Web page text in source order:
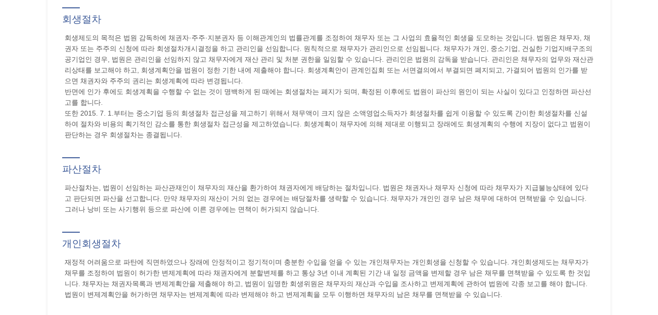
회생절차
회생제도의 목적은 법원 감독하에 채권자·주주·지분권자 등 이해관계인의 법률관계를 조정하여 채무자 또는 그 사업의 효율적인 회생을 도모하는 것입니다. 법원은 채무자, 채
권자 또는 주주의 신청에 따라 회생절차개시결정을 하고 관리인을 선임합니다. 원칙적으로 채무자가 관리인으로 선임됩니다. 채무자가 개인, 중소기업, 건실한 기업지배구조의
공기업인 경우, 법원은 관리인을 선임하지 않고 채무자에게 재산 관리 및 처분 권한을 일임할 수 있습니다. 관리인은 법원의 감독을 받습니다. 관리인은 채무자의 업무와 재산관
리상태를 보고해야 하고, 회생계획안을 법원이 정한 기한 내에 제출해야 합니다. 회생계획안이 관계인집회 또는 서면결의에서 부결되면 폐지되고, 가결되어 법원의 인가를 받
으면 채권자와 주주의 권리는 회생계획에 따라 변경됩니다.
반면에 인가 후에도 회생계획을 수행할 수 없는 것이 명백하게 된 때에는 회생절차는 폐지가 되며, 확정된 이후에도 법원이 파산의 원인이 되는 사실이 있다고 인정하면 파산선
고를 합니다.
또한 2015. 7. 1.부터는 중소기업 등의 회생절차 접근성을 제고하기 위해서 채무액이 크지 않은 소액영업소득자가 회생절차를 쉽게 이용할 수 있도록 간이한 회생절차를 신설
하여 절차와 비용의 획기적인 감소를 통한 회생절차 접근성을 제고하였습니다. 회생계획이 채무자에 의해 제대로 이행되고 장래에도 회생계획의 수행에 지장이 없다고 법원이
판단하는 경우 회생절차는 종결됩니다.
파산절차
파산절차는, 법원이 선임하는 파산관재인이 채무자의 재산을 환가하여 채권자에게 배당하는 절차입니다. 법원은 채권자나 채무자 신청에 따라 채무자가 지급불능상태에 있다
고 판단되면 파산을 선고합니다. 만약 채무자의 재산이 거의 없는 경우에는 배당절차를 생략할 수 있습니다. 채무자가 개인인 경우 남은 채무에 대하여 면책받을 수 있습니다.
그러나 낭비 또는 사기행위 등으로 파산에 이른 경우에는 면책이 허가되지 않습니다.
개인회생절차
재정적 어려움으로 파탄에 직면하였으나 장래에 안정적이고 정기적이며 충분한 수입을 얻을 수 있는 개인채무자는 개인회생을 신청할 수 있습니다. 개인회생제도는 채무자가
채무를 조정하여 법원이 허가한 변제계획에 따라 채권자에게 분할변제를 하고 통상 3년 이내 계획된 기간 내 일정 금액을 변제할 경우 남은 채무를 면책받을 수 있도록 한 것입
니다. 채무자는 채권자목록과 변제계획안을 제출해야 하고, 법원이 임명한 회생위원은 채무자의 재산과 수입을 조사하고 변제계획에 관하여 법원에 각종 보고를 해야 합니다.
법원이 변제계획안을 허가하면 채무자는 변제계획에 따라 변제해야 하고 변제계획을 모두 이행하면 채무자의 남은 채무를 면책받을 수 있습니다.